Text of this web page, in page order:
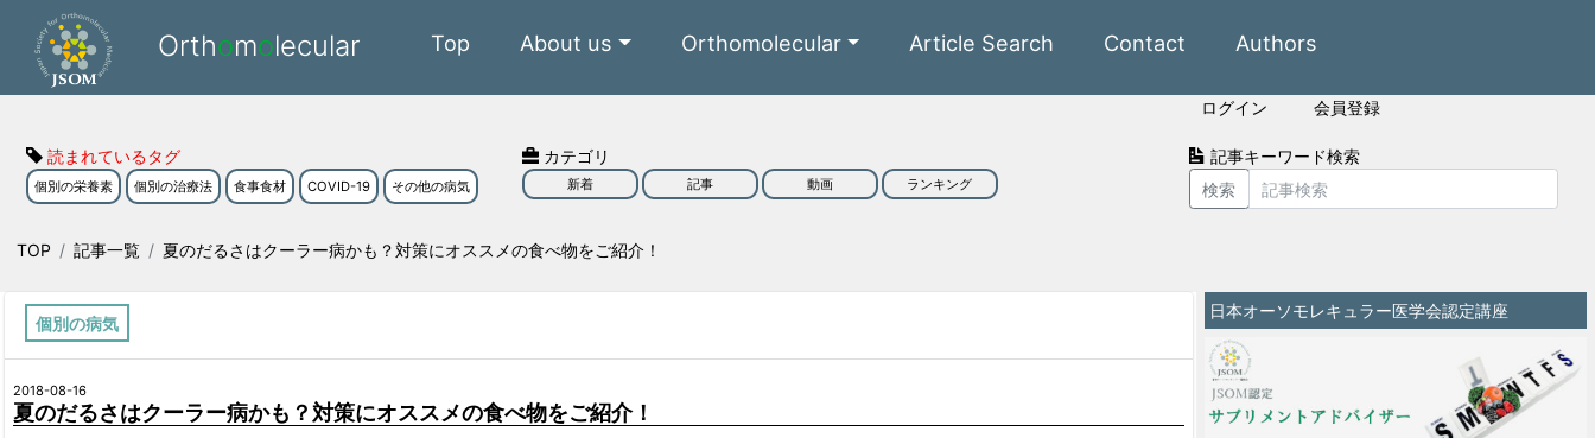
Orthomolecular Top About us Orthomolecular Article Search Contact Authors
ログイン 会員登録
読まれているタグ
個別の栄養素 個別の治療法 食事食材 COVID-19 その他の病気
カテゴリ
新着 記事 動画 ランキング
記事キーワード検索
検索
TOP 記事一覧 夏のだるさはクーラー病かも？対策にオススメの食べ物をご紹介！
個別の病気
2018-08-16
夏のだるさはクーラー病かも？対策にオススメの食べ物をご紹介！
日本オーソモレキュラー医学会認定講座